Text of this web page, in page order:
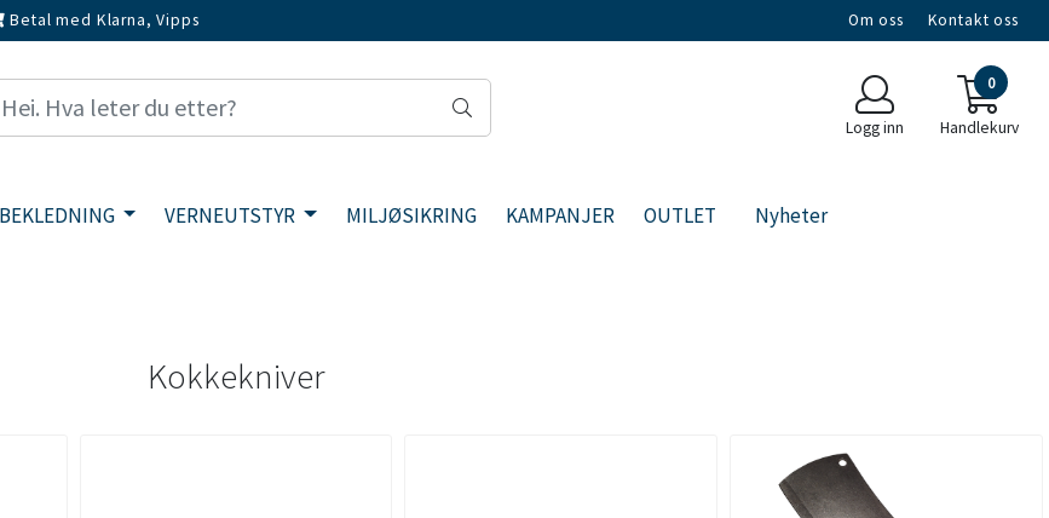
Betal med Klarna, Vipps
Om oss Kontakt oss
Logg inn
0
Handlekurv
BEKLEDNING VERNEUTSTYR MILJØSIKRING KAMPANJER OUTLET Nyheter
Kokkekniver